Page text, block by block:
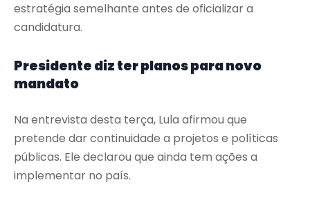
estratégia semelhante antes de oficializar a
candidatura.
Presidente diz ter planos para novo
mandato
Na entrevista desta terça, Lula afirmou que
pretende dar continuidade a projetos e políticas
públicas. Ele declarou que ainda tem ações a
implementar no país.